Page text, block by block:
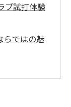
ブ試打体験
らではの魅
ラブ選び